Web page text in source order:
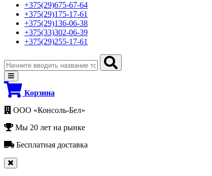
+375(29)675-67-64
+375(29)175-17-61
+375(29)136-06-38
+375(33)302-06-39
+375(29)255-17-61
Корзина
ООО «Консоль-Бел»
Мы 20 лет на рынке
Бесплатная доставка